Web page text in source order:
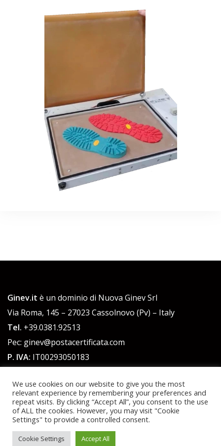
Ginev.it è un dominio di Nuova Ginev Srl
Via Roma, 145 – 27023 Cassolnovo (Pv) – Italy
Tel. +39.0381.92513
Pec: ginev@postacertificata.com
P. IVA: IT00293050183
Cap. Sociale 51.480,00 euro int. versato
Powered by WordPress|Theme:Talon by aThemes.
We use cookies on our website to give you the most
relevant experience by remembering your preferences and
repeat visits. By clicking “Accept All”, you consent to the use
of ALL the cookies. However, you may visit "Cookie
Settings" to provide a controlled consent.
Cookie Settings Accept All